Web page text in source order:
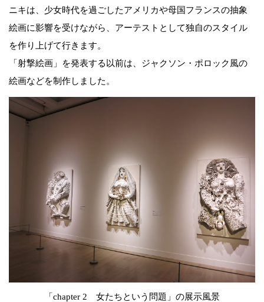
ニキは、少女時代を過ごしたアメリカや母国フランスの抽象
絵画に影響を受けながら、アーテストとして独自のスタイル
を作り上げて行きます。
「射撃絵画」を発表する以前は、ジャクソン・ポロック風の
絵画などを制作しました。
「chapter 2 女たちという問題」の展示風景